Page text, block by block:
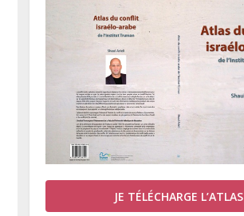
JE TÉLÉCHARGE L’ATLAS